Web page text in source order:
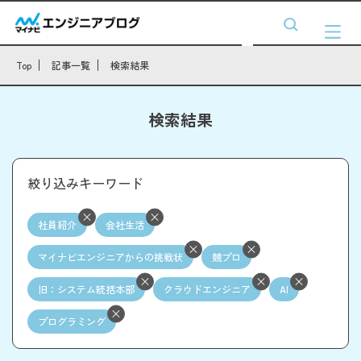
Top 記事一覧 検索結果
検索結果
絞り込みキーワード
社員紹介 会社生活
マイナビエンジニアからの挑戦状 競プロ
旧：システム統括本部 クラウドエンジニア AI
プログラミング